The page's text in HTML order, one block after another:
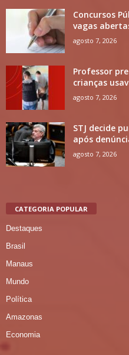
Concursos
vagas
agosto 7, 2026
Professor
crianças
agosto 7, 2026
STJ decide
após
agosto 7, 2026
CATEGORIA POPULAR
Destaques
Brasil
Manaus
Mundo
Política
Amazonas
Economia